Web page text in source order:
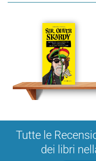
Tutte le
dei libri